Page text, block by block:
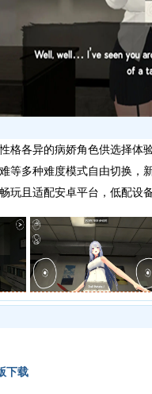
各异的病娇角色供选择体验
多种难度模式自由切换，新
且适配安卓平台，低配设备
下载